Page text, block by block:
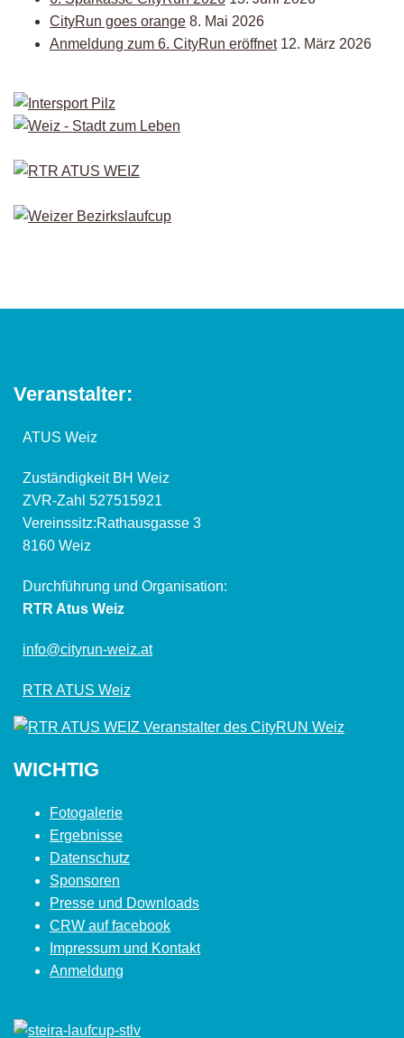
CityRun goes orange 8. Mai 2026
Anmeldung zum 6. CityRun eröffnet 12. März 2026
Veranstalter:
ATUS Weiz
Zuständigkeit BH Weiz
ZVR-Zahl 527515921
Vereinssitz:Rathausgasse 3
8160 Weiz
Durchführung und Organisation:
RTR Atus Weiz
info@cityrun-weiz.at
RTR ATUS Weiz
WICHTIG
Fotogalerie
Ergebnisse
Datenschutz
Sponsoren
Presse und Downloads
CRW auf facebook
Impressum und Kontakt
Anmeldung